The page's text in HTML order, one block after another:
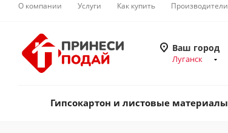
О компании Услуги Как купить Производители
Ваш город
Луганск
Гипсокартон и листовые материалы